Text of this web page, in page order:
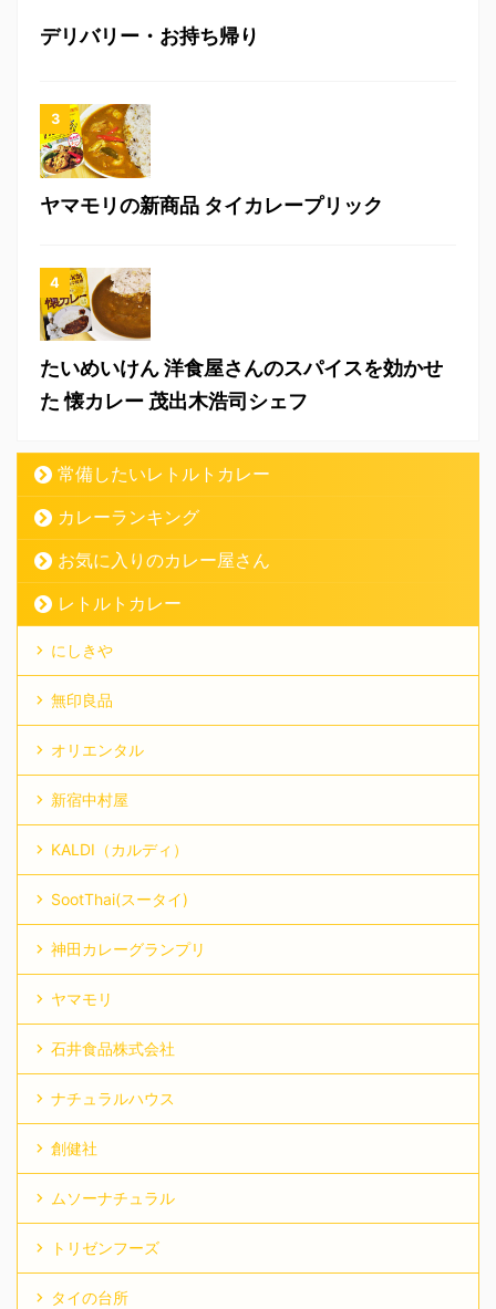
デリバリー・お持ち帰り
ヤマモリの新商品 タイカレープリック
たいめいけん 洋食屋さんのスパイスを効かせ
た 懐カレー 茂出木浩司シェフ
常備したいレトルトカレー
カレーランキング
お気に入りのカレー屋さん
レトルトカレー
にしきや
無印良品
オリエンタル
新宿中村屋
KALDI（カルディ）
SootThai(スータイ)
神田カレーグランプリ
ヤマモリ
石井食品株式会社
ナチュラルハウス
創健社
ムソーナチュラル
トリゼンフーズ
タイの台所